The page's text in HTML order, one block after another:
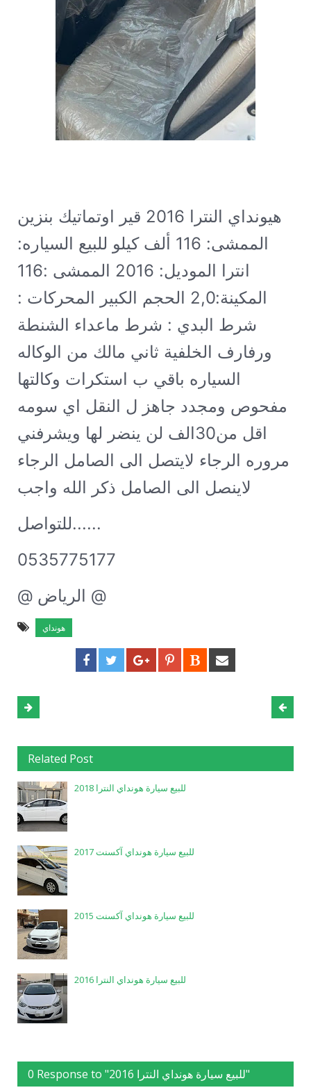
هيونداي النترا 2016 قير اوتماتيك بنزين
الممشى: 116 ألف كيلو
للبيع السياره:
انترا الموديل: 2016 الممشى :116
المكينة:2,0 الحجم الكبير المحركات :
شرط البدي : شرط ماعداء الشنطة
ورفارف الخلفية ثاني مالك من الوكاله
السياره باقي ب استكرات وكالتها
مفحوص ومجدد جاهز ل النقل اي سومه
اقل من30الف لن ينضر لها ويشرفني
مروره الرجاء لايتصل الى الصامل الرجاء
للتواصل......
0535775177
@ الرياض @
هونداي
Related Post
للبيع سيارة هونداي النترا 2018
للبيع سيارة هونداي آكسنت 2017
للبيع سيارة هونداي آكسنت 2015
للبيع سيارة هونداي النترا 2016
0 Response to "للبيع سيارة هونداي النترا 2016"